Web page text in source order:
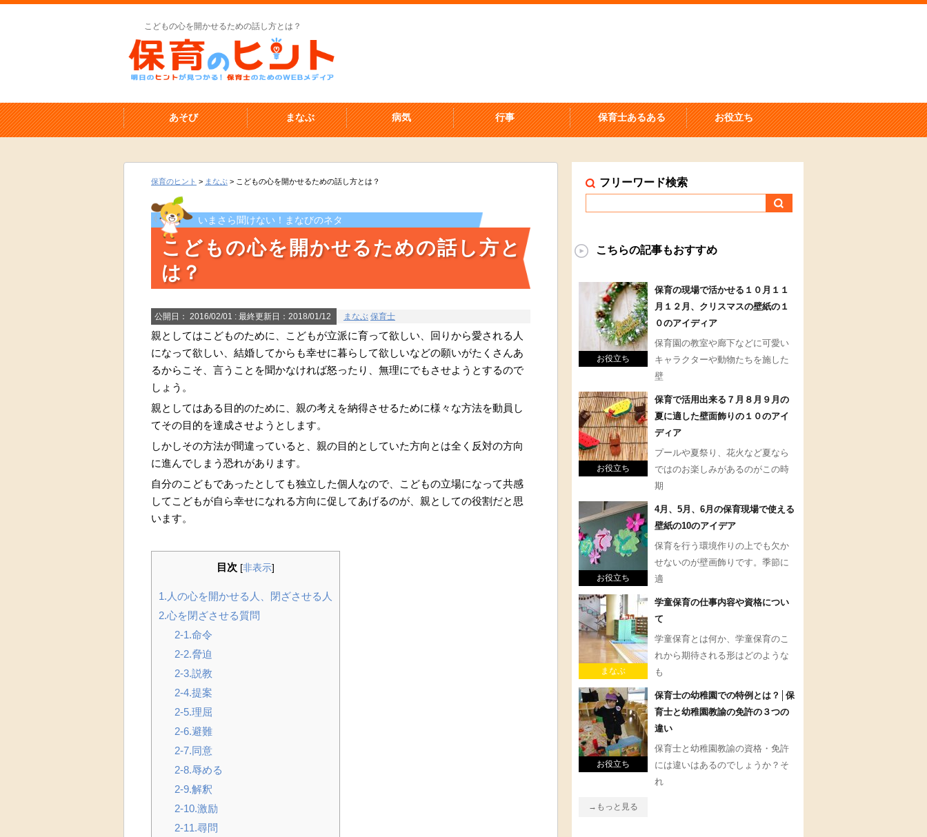
こどもの心を開かせるための話し方とは？
あそび まなぶ 病気 行事 保育士あるある お役立ち
保育のヒント > まなぶ > こどもの心を開かせるための話し方とは？
いまさら聞けない！まなびのネタ
こどもの心を開かせるための話し方と
は？
公開日： 2016/02/01 : 最終更新日：2018/01/12 まなぶ 保育士
親としてはこどものために、こどもが立派に育って欲しい、回りから愛される人
になって欲しい、結婚してからも幸せに暮らして欲しいなどの願いがたくさんあ
るからこそ、言うことを聞かなければ怒ったり、無理にでもさせようとするので
しょう。
親としてはある目的のために、親の考えを納得させるために様々な方法を動員し
てその目的を達成させようとします。
しかしその方法が間違っていると、親の目的としていた方向とは全く反対の方向
に進んでしまう恐れがあります。
自分のこどもであったとしても独立した個人なので、こどもの立場になって共感
してこどもが自ら幸せになれる方向に促してあげるのが、親としての役割だと思
います。
目次 [非表示]
1.人の心を開かせる人、閉ざさせる人
2.心を閉ざさせる質問
2-1.命令
2-2.脅迫
2-3.説教
2-4.提案
2-5.理屈
2-6.避難
2-7.同意
2-8.辱める
2-9.解釈
2-10.激励
2-11.尋問
フリーワード検索
こちらの記事もおすすめ
お役立ち
保育の現場で活かせる１０月１１
月１２月、クリスマスの壁紙の１
０のアイディア
保育園の教室や廊下などに可愛い
キャラクターや動物たちを施した
壁
お役立ち
保育で活用出来る７月８月９月の
夏に適した壁面飾りの１０のアイ
ディア
プールや夏祭り、花火など夏なら
ではのお楽しみがあるのがこの時
期
お役立ち
4月、5月、6月の保育現場で使える
壁紙の10のアイデア
保育を行う環境作りの上でも欠か
せないのが壁画飾りです。季節に
適
まなぶ
学童保育の仕事内容や資格につい
て
学童保育とは何か、学童保育のこ
れから期待される形はどのような
も
お役立ち
保育士の幼稚園での特例とは？│保
育士と幼稚園教諭の免許の３つの
違い
保育士と幼稚園教諭の資格・免許
には違いはあるのでしょうか？そ
れ
→もっと見る